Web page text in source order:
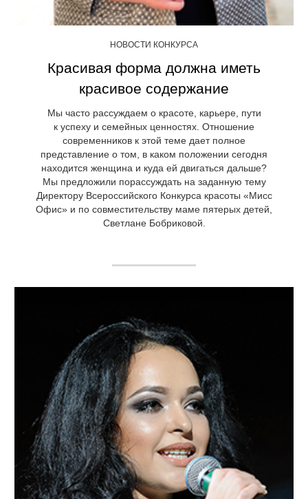
НОВОСТИ КОНКУРСА
Красивая форма должна иметь
красивое содержание
Мы часто рассуждаем о красоте, карьере, пути
к успеху и семейных ценностях. Отношение
современников к этой теме дает полное
представление о том, в каком положении сегодня
находится женщина и куда ей двигаться дальше?
Мы предложили порассуждать на заданную тему
Директору Всероссийского Конкурса красоты «Мисс
Офис» и по совместительству маме пятерых детей,
Светлане Бобриковой.